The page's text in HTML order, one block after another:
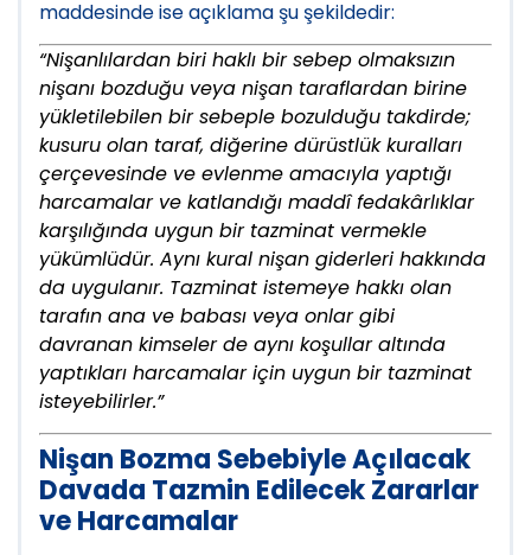
maddesinde ise açıklama şu şekildedir:
“Nişanlılardan biri haklı bir sebep olmaksızın
nişanı bozduğu veya nişan taraflardan birine
yükletilebilen bir sebeple bozulduğu takdirde;
kusuru olan taraf, diğerine dürüstlük kuralları
çerçevesinde ve evlenme amacıyla yaptığı
harcamalar ve katlandığı maddî fedakârlıklar
karşılığında uygun bir tazminat vermekle
yükümlüdür. Aynı kural nişan giderleri hakkında
da uygulanır. Tazminat istemeye hakkı olan
tarafın ana ve babası veya onlar gibi
davranan kimseler de aynı koşullar altında
yaptıkları harcamalar için uygun bir tazminat
isteyebilirler.”
Nişan Bozma Sebebiyle Açılacak
Davada Tazmin Edilecek Zararlar
ve Harcamalar